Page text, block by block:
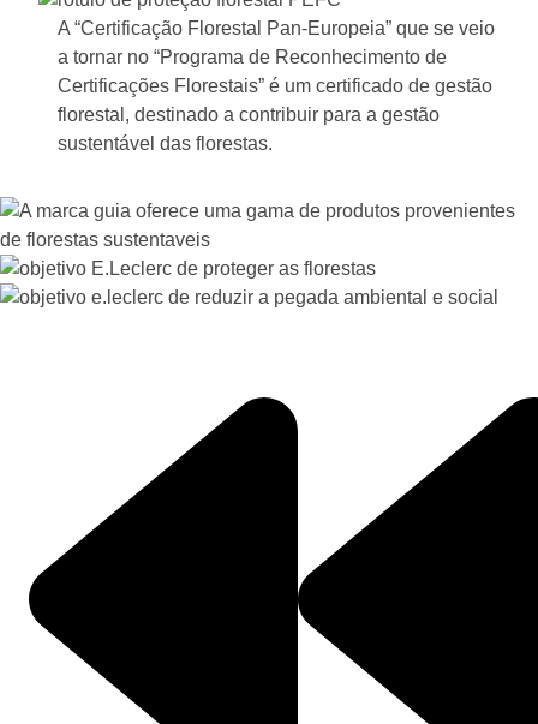
A “Certificação Florestal Pan-Europeia” que se veio
a tornar no “Programa de Reconhecimento de
Certificações Florestais” é um certificado de gestão
florestal, destinado a contribuir para a gestão
sustentável das florestas.